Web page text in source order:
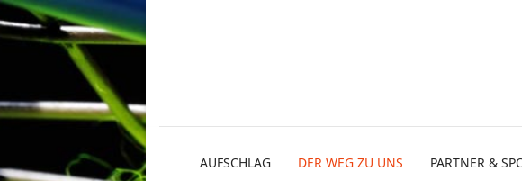
AUFSCHLAG DER WEG ZU UNS PARTNER &